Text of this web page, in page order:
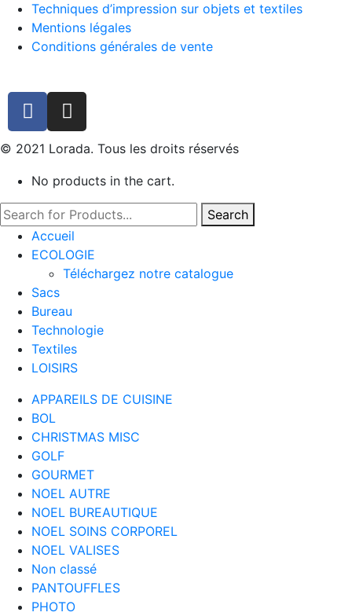
Techniques d’impression sur objets et textiles
Mentions légales
Conditions générales de vente
© 2021 Lorada. Tous les droits réservés
No products in the cart.
Search
Accueil
ECOLOGIE
Téléchargez notre catalogue
Sacs
Bureau
Technologie
Textiles
LOISIRS
APPAREILS DE CUISINE
BOL
CHRISTMAS MISC
GOLF
GOURMET
NOEL AUTRE
NOEL BUREAUTIQUE
NOEL SOINS CORPOREL
NOEL VALISES
Non classé
PANTOUFFLES
PHOTO